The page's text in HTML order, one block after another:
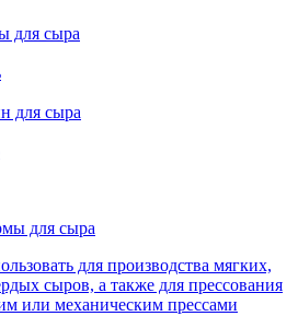
для сыра
для сыра
для сыра
для производства мягких,
сыров, а также для прессования
или механическим прессами